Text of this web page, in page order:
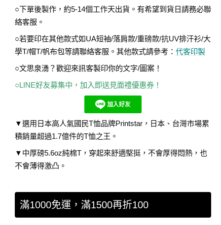
○下單後製作，約5-14個工作天出貨。有希望到貨日請務必聯
絡客服。
○若要印在其他款式如UA短袖/落肩款/重磅款/抗UV排汗衫/大
學T/帽T/帆布包等請聯絡客服。其他款式請參考： 代客印製
○文思泉湧？歡迎來訊客製印你的文字/圖案！
○LINE好友募集中，加入即送見面禮優惠券！
▼選用日本高人氣國民T恤品牌Printstar，日本、台灣市場累
積銷量超過1.7億件的T恤之王。
▼中厚磅5.6oz純棉T，穿起來舒適堅挺，不會厚得悶熱，也
不會薄得激凸。
滿1000免運，滿1500再折100